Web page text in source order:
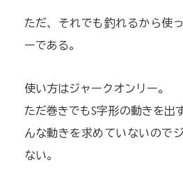
ただ、それでも釣れるから使
ーである。
使い方はジャークオンリー。
ただ巻きでもS字形の動きを出
んな動きを求めていないので
ない。